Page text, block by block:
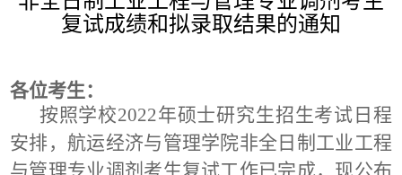
复试成绩和拟录取结果的通知
各位考生：
按照学校2022年硕士研究生招生考试日程
安排，航运经济与管理学院非全日制工业工程
与管理专业调剂考生复试工作已完成，现公布